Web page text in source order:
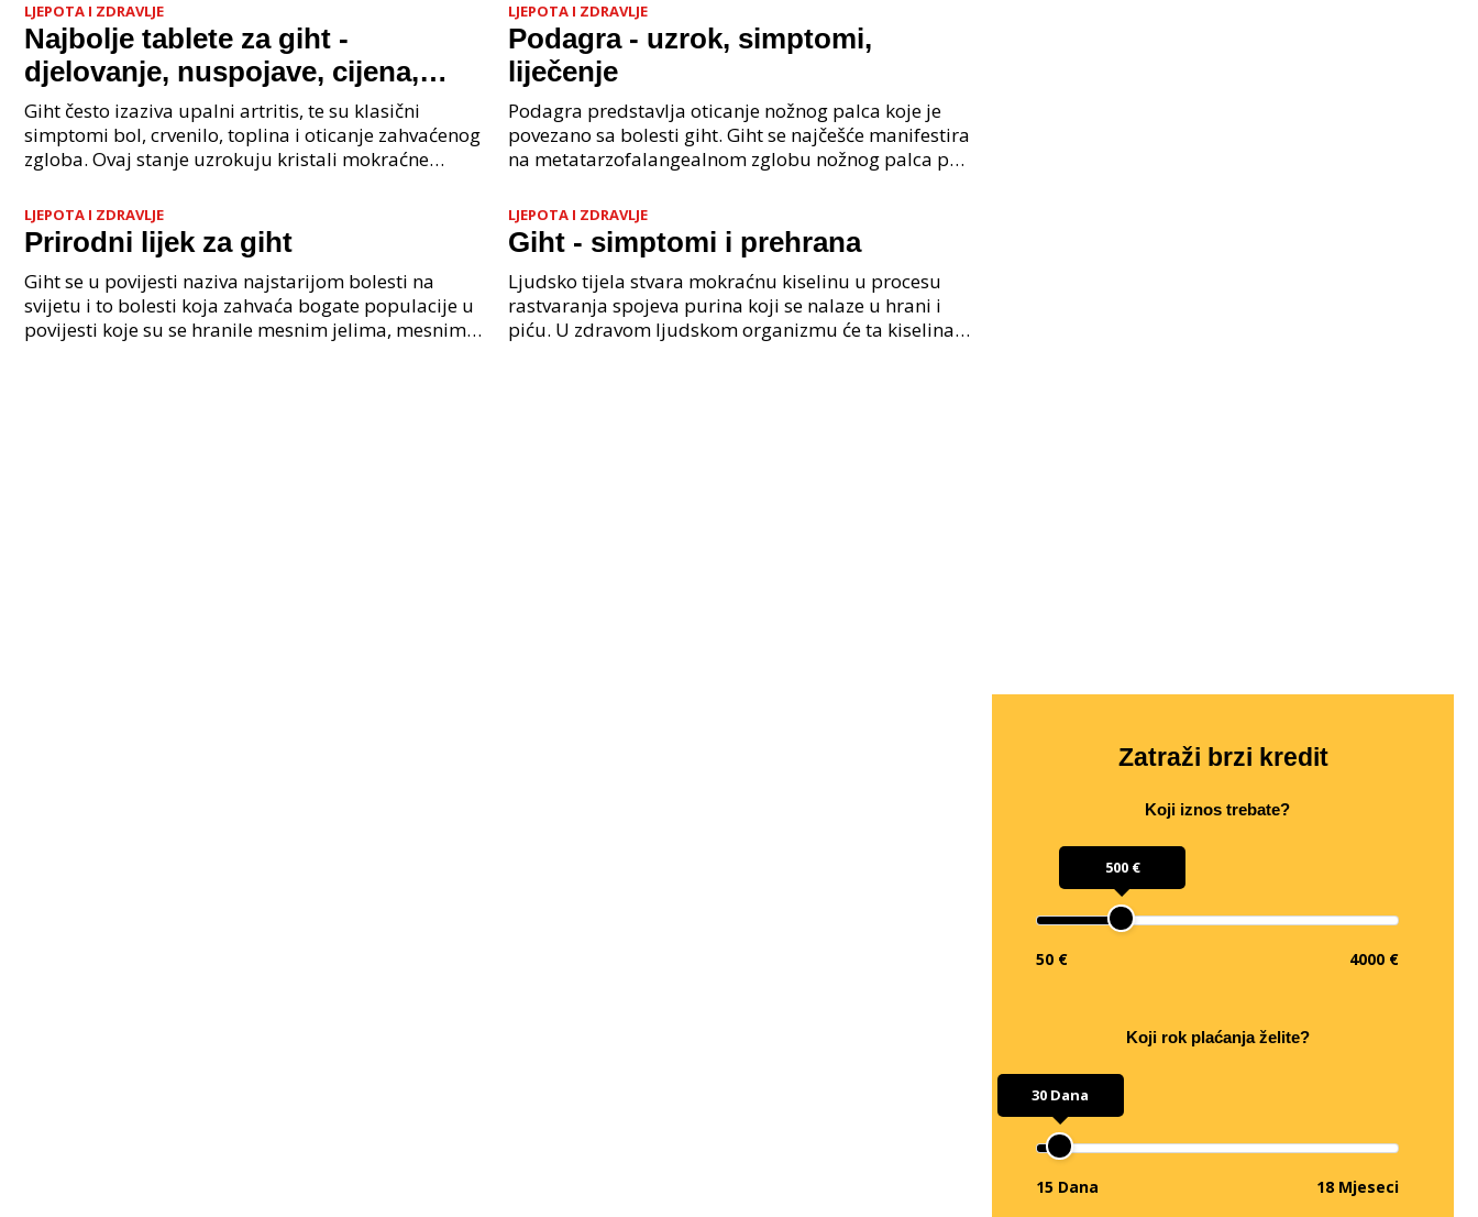
LJEPOTA I ZDRAVLJE
Najbolje tablete za giht -
djelovanje, nuspojave, cijena,
iskustva
Giht često izaziva upalni artritis, te su klasični
simptomi bol, crvenilo, toplina i oticanje zahvaćenog
zgloba. Ovaj stanje uzrokuju kristali mokraćne
LJEPOTA I ZDRAVLJE
Podagra - uzrok, simptomi,
liječenje
Podagra predstavlja oticanje nožnog palca koje je
povezano sa bolesti giht. Giht se najčešće manifestira
na metatarzofalangealnom zglobu nožnog palca pa
LJEPOTA I ZDRAVLJE
Prirodni lijek za giht
Giht se u povijesti naziva najstarijom bolesti na
svijetu i to bolesti koja zahvaća bogate populacije u
povijesti koje su se hranile mesnim jelima, mesnim
LJEPOTA I ZDRAVLJE
Giht - simptomi i prehrana
Ljudsko tijela stvara mokraćnu kiselinu u procesu
rastvaranja spojeva purina koji se nalaze u hrani i
piću. U zdravom ljudskom organizmu će ta kiselina
Zatraži brzi kredit
Koji iznos trebate?
500 €
50 € 4000 €
Koji rok plaćanja želite?
30 Dana
15 Dana 18 Mjeseci